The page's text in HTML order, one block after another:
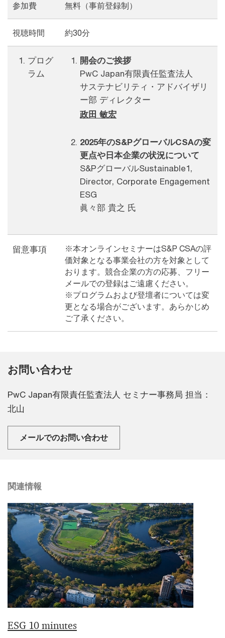
参加費 無料（事前登録制）
視聴時間 約30分
プログ
ラム
開会のご挨拶
PwC Japan有限責任監査法人
サステナビリティ・アドバイザリ
ー部 ディレクター
政田 敏宏
2025年のS&PグローバルCSAの変
更点や日本企業の状況について
S&PグローバルSustainable1,
Director, Corporate Engagement
ESG
眞々部 貴之 氏
留意事項
※本オンラインセミナーはS&P CSAの評
価対象となる事業会社の方を対象として
おります。競合企業の方の応募、フリー
メールでの登録はご遠慮ください。
※プログラムおよび登壇者については変
更となる場合がございます。あらかじめ
ご了承ください。
お問い合わせ
PwC Japan有限責任監査法人 セミナー事務局 担当：
北山
メールでのお問い合わせ
関連情報
ESG 10 minutes